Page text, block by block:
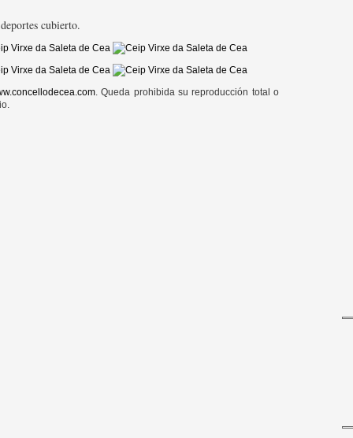
cubierto.
. Queda prohibida su reproducción total o